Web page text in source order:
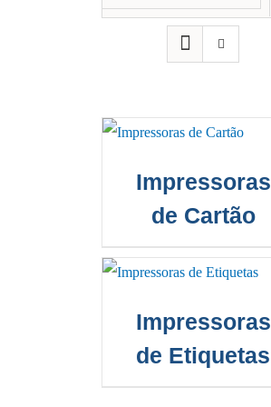
Impressoras
de Cartão
Impressoras
de Etiquetas